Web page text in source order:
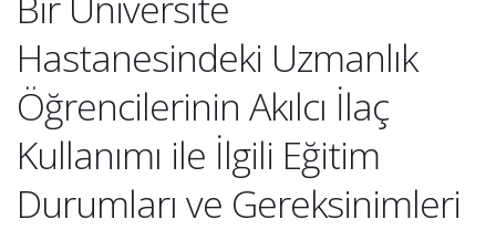
Hastanesindeki Uzmanlık
Öğrencilerinin Akılcı İlaç
Kullanımı ile İlgili Eğitim
Durumları ve Gereksinimleri